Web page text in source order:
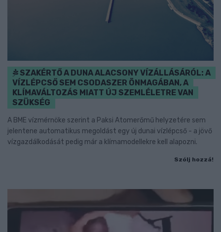
SZAKÉRTŐ A DUNA ALACSONY VÍZÁLLÁSÁRÓL: A
VÍZLÉPCSŐ SEM CSODASZER ÖNMAGÁBAN, A
KLÍMAVÁLTOZÁS MIATT ÚJ SZEMLÉLETRE VAN
SZÜKSÉG
A BME vízmérnöke szerint a Paksi Atomerőmű helyzetére sem
jelentene automatikus megoldást egy új dunai vízlépcső - a jövő
vízgazdálkodását pedig már a klímamodellekre kell alapozni.
Szólj hozzá!